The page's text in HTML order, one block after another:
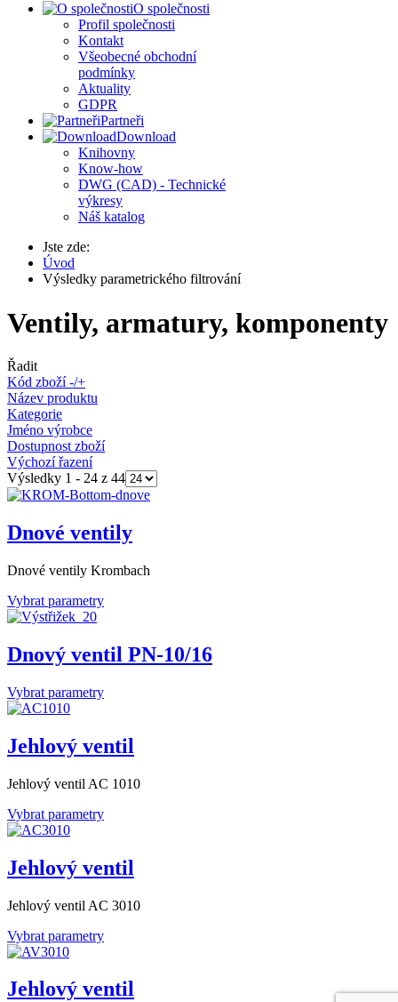
O společnosti
Profil společnosti
Kontakt
Všeobecné obchodní
podmínky
Aktuality
GDPR
Partneři
Download
Knihovny
Know-how
DWG (CAD) - Technické
výkresy
Náš katalog
Jste zde:
Úvod
Výsledky parametrického filtrování
Ventily, armatury, komponenty
Řadit
Kód zboží -/+
Název produktu
Kategorie
Jméno výrobce
Dostupnost zboží
Výchozí řazení
Výsledky 1 - 24 z 44
Dnové ventily
Dnové ventily Krombach
Vybrat parametry
Dnový ventil PN-10/16
Vybrat parametry
Jehlový ventil
Jehlový ventil AC 1010
Vybrat parametry
Jehlový ventil
Jehlový ventil AC 3010
Vybrat parametry
Jehlový ventil